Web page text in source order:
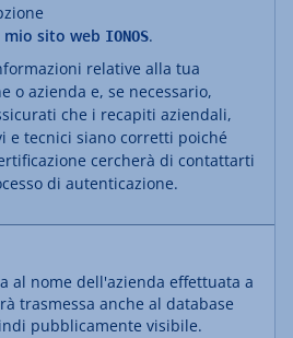
sito web IONOS.
relative alla tua
o azienda e, se necessario,
che i recapiti aziendali,
e tecnici siano corretti poiché
cercherà di contattarti
di autenticazione.
al nome dell'azienda effettuata a
trasmessa anche al database
pubblicamente visibile.